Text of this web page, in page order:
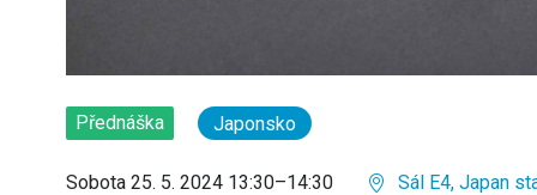
Přednáška Japonsko
Sobota 25. 5. 2024 13:30–14:30 Sál E4, Japan